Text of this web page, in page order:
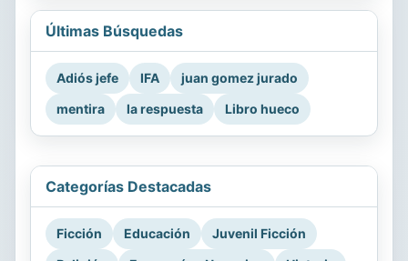
Últimas Búsquedas
Adiós jefe IFA
juan gomez jurado
mentira
la respuesta Libro hueco
Categorías Destacadas
Ficción Educación
Juvenil Ficción